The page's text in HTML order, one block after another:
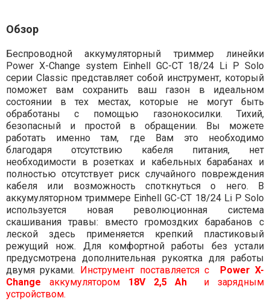
Обзор
Беспроводной аккумуляторный триммер линейки
Power X-Change system Einhell GC-CT 18/24 Li P Solo
серии Classiс представляет собой инструмент, который
поможет вам сохранить ваш газон в идеальном
состоянии в тех местах, которые не могут быть
обработаны с помощью газонокосилки. Тихий,
безопасный и простой в обращении. Вы можете
работать именно там, где Вам это необходимо
благодаря отсутствию кабеля питания, нет
необходимости в розетках и кабельных барабанах и
полностью отсутствует риск случайного повреждения
кабеля или возможность споткнуться о него. В
аккумуляторном триммере Einhell GC-CT 18/24 Li P Solo
используется новая революционная система
скашивания травы: вместо громоздких барабанов с
леской здесь применяется крепкий пластиковый
режущий нож. Для комфортной работы без устали
предусмотрена дополнительная рукоятка для работы
двумя руками.
Инструмент поставляется с
Power X-
Change аккумулятором 18V 2,5 Ah и зарядным
устройством.